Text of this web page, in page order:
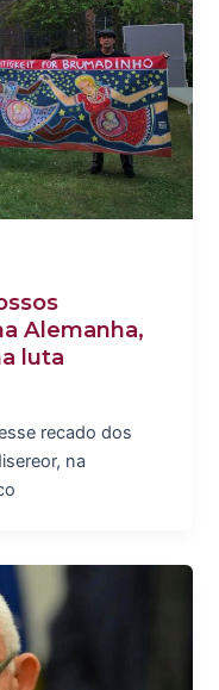
Alemanha,
luta
recado dos
na